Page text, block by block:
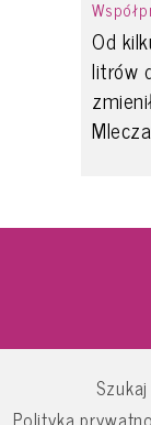
Od
litrów